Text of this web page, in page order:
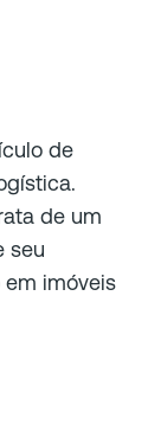
de
de um
seu
imóveis